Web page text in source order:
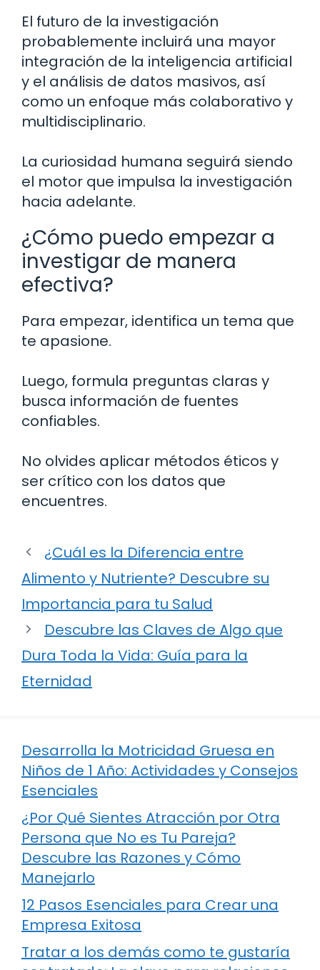
El futuro de la investigación
probablemente incluirá una mayor
integración de la inteligencia artificial
y el análisis de datos masivos, así
como un enfoque más colaborativo y
multidisciplinario.
La curiosidad humana seguirá siendo
el motor que impulsa la investigación
hacia adelante.
¿Cómo puedo empezar a
investigar de manera
efectiva?
Para empezar, identifica un tema que
te apasione.
Luego, formula preguntas claras y
busca información de fuentes
confiables.
No olvides aplicar métodos éticos y
ser crítico con los datos que
encuentres.
¿Cuál es la Diferencia entre
Alimento y Nutriente? Descubre su
Importancia para tu Salud
Descubre las Claves de Algo que
Dura Toda la Vida: Guía para la
Eternidad
Desarrolla la Motricidad Gruesa en
Niños de 1 Año: Actividades y Consejos
Esenciales
¿Por Qué Sientes Atracción por Otra
Persona que No es Tu Pareja?
Descubre las Razones y Cómo
Manejarlo
12 Pasos Esenciales para Crear una
Empresa Exitosa
Tratar a los demás como te gustaría